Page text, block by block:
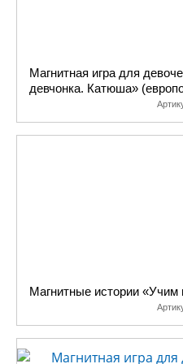
Магнитная игра для
девчонка. Катюша»
Магнитные истории «Учим